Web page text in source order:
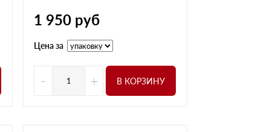
1 950 руб
Цена за
- + В КОРЗИНУ